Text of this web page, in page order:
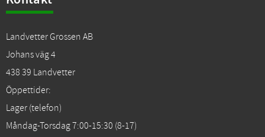
Landvetter Grossen AB
Johans väg 4
438 39 Landvetter
Öppettider:
Lager (telefon)
Måndag-Torsdag 7:00-15:30 (8-17)